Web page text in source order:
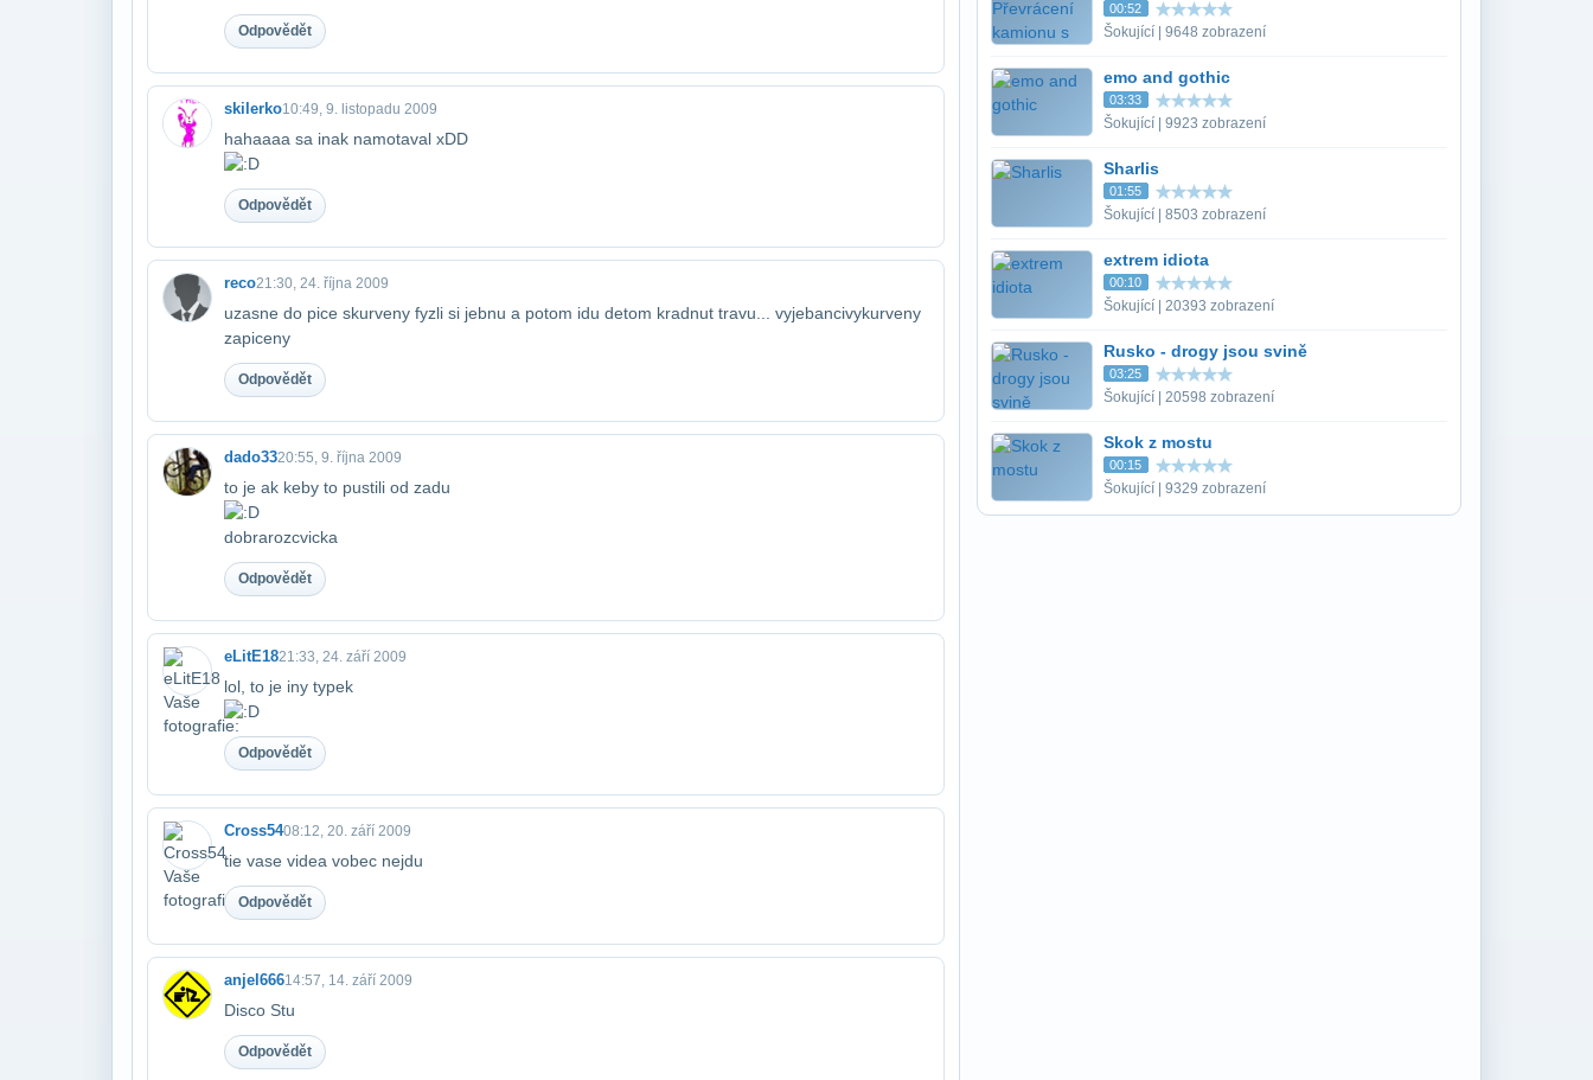
Odpovědět
skilerko10:49, 9. listopadu 2009
hahaaaa sa inak namotaval xDD
Odpovědět
reco21:30, 24. října 2009
uzasne do pice skurveny fyzli si jebnu a potom idu detom kradnut travu... vyjebanci​vykurveny
zapiceny
Odpovědět
dado3320:55, 9. října 2009
to je ak keby to pustili od zadu
dobra​rozcvicka
Odpovědět
eLitE1821:33, 24. září 2009
lol, to je iny typek
Odpovědět
Cross5408:12, 20. září 2009
tie vase videa vobec nejdu
Odpovědět
anjel66614:57, 14. září 2009
Disco Stu
Odpovědět
00:52
Šokující | 9648 zobrazení
emo and gothic
03:33
Šokující | 9923 zobrazení
Sharlis
01:55
Šokující | 8503 zobrazení
extrem idiota
00:10
Šokující | 20393 zobrazení
Rusko - drogy jsou svině
03:25
Šokující | 20598 zobrazení
Skok z mostu
00:15
Šokující | 9329 zobrazení